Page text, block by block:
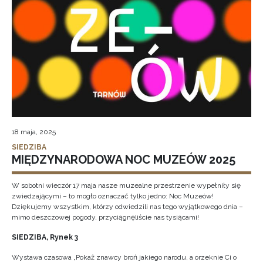
18 maja, 2025
SIEDZIBA
MIĘDZYNARODOWA NOC MUZEÓW 2025
W sobotni wieczór 17 maja nasze muzealne przestrzenie wypełniły się
zwiedzającymi – to mogło oznaczać tylko jedno: Noc Muzeów!
Dziękujemy wszystkim, którzy odwiedzili nas tego wyjątkowego dnia –
mimo deszczowej pogody, przyciągnęliście nas tysiącami!
SIEDZIBA, Rynek 3
Wystawa czasowa „Pokaż znawcy broń jakiego narodu, a orzeknie Ci o